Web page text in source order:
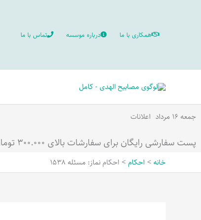
همکاری با ما درباره موسسه تماس با ما
جمعه ۱۶ مرداد اعلانات
پست سفارشی رایگان برای سفارشات بالای ۳۰۰.۰۰۰ تومان
خانه احکام احکام نماز: مسئله 1538